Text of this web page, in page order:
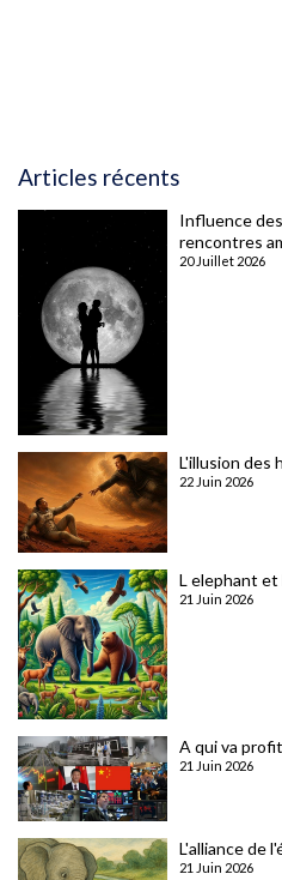
Articles récents
Influence
rencontres
20 Juillet 2026
L'illusion des
22 Juin 2026
L elephant et
21 Juin 2026
A qui va
21 Juin 2026
L'alliance de
21 Juin 2026